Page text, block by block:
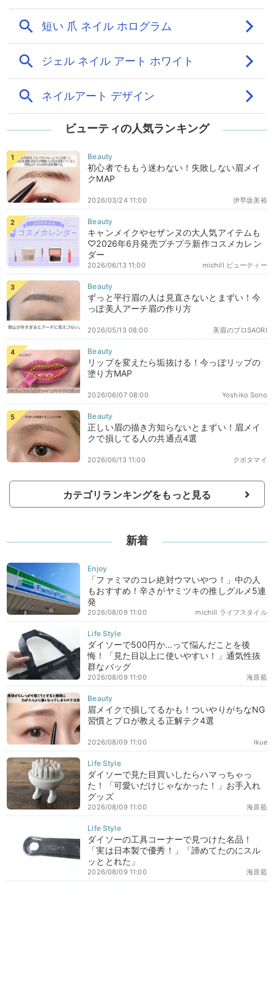
ビューティの人気ランキング
初心者でももう迷わない！失敗しない眉メイ
クMAP
伊早坂美裕
2026/03/24 11:00
キャンメイクやセザンヌの大人気アイテムも
♡2026年6月発売プチプラ新作コスメカレン
ダー
michill ビューティー
2026/06/13 11:00
ずっと平行眉の人は見直さないとまずい！今
っぽ美人アーチ眉の作り方
美眉のプロSAORI
2026/05/13 08:00
リップを変えたら垢抜ける！今っぽリップの
塗り方MAP
Yoshiko Sono
2026/06/07 08:00
正しい眉の描き方知らないとまずい！眉メイ
クで損してる人の共通点4選
クボタマイ
2026/06/13 11:00
カテゴリランキングをもっと見る
新着
「ファミマのコレ絶対ウマいやつ！」中の人
もおすすめ！辛さがヤミツキの推しグルメ5連
発
michill ライフスタイル
2026/08/09 11:00
ダイソーで500円か…って悩んだことを後
悔！「見た目以上に使いやすい！」通気性抜
群なバッグ
海原藍
2026/08/09 11:00
眉メイクで損してるかも！ついやりがちなNG
習慣とプロが教える正解テク4選
Ikue
2026/08/09 11:00
ダイソーで見た目買いしたらハマっちゃっ
た！「可愛いだけじゃなかった！」お手入れ
グッズ
海原藍
2026/08/09 11:00
ダイソーの工具コーナーで見つけた名品！
「実は日本製で優秀！」「諦めてたのにスル
ッととれた」
海原藍
2026/08/09 11:00